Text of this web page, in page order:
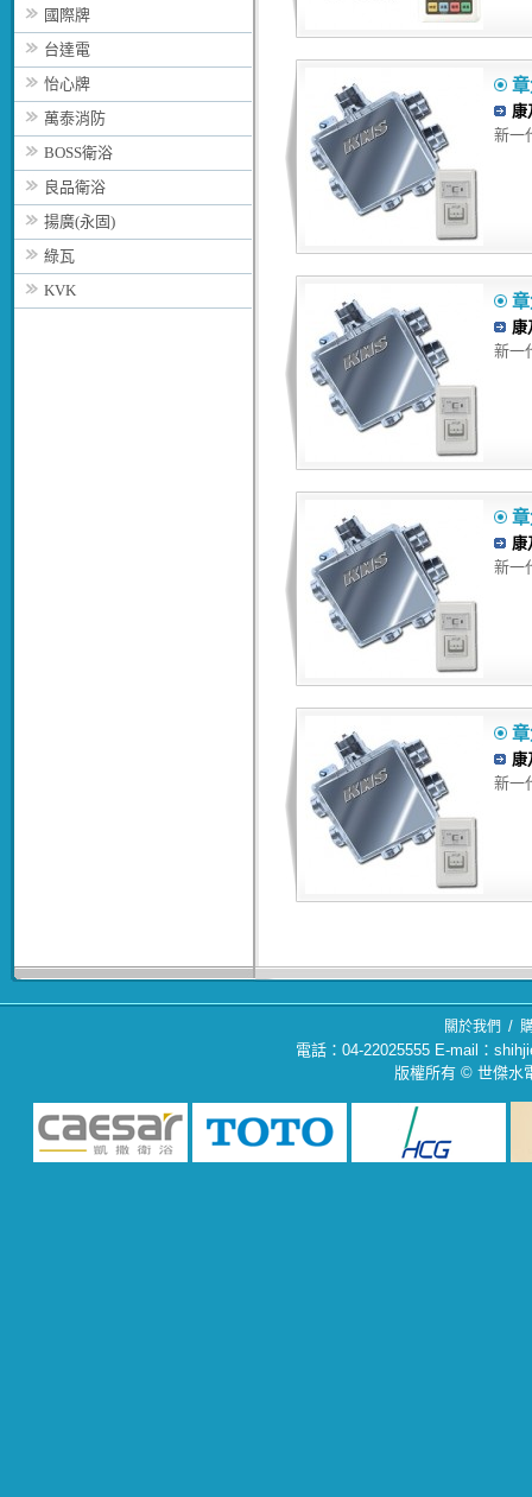
國際牌
台達電
怡心牌
萬泰消防
BOSS衛浴
良品衛浴
揚廣(永固)
綠瓦
KVK
新一
新一
新一
新一
關於我們 /
電話：04-22025555 E-mail：
版權所有 © 世傑水